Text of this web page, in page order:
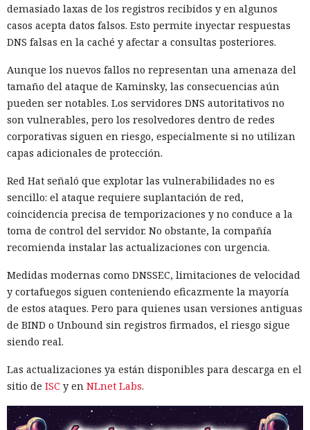
demasiado laxas de los registros recibidos y en algunos
casos acepta datos falsos. Esto permite inyectar respuestas
DNS falsas en la caché y afectar a consultas posteriores.
Aunque los nuevos fallos no representan una amenaza del
tamaño del ataque de Kaminsky, las consecuencias aún
pueden ser notables. Los servidores DNS autoritativos no
son vulnerables, pero los resolvedores dentro de redes
corporativas siguen en riesgo, especialmente si no utilizan
capas adicionales de protección.
Red Hat señaló que explotar las vulnerabilidades no es
sencillo: el ataque requiere suplantación de red,
coincidencia precisa de temporizaciones y no conduce a la
toma de control del servidor. No obstante, la compañía
recomienda instalar las actualizaciones con urgencia.
Medidas modernas como DNSSEC, limitaciones de velocidad
y cortafuegos siguen conteniendo eficazmente la mayoría
de estos ataques. Pero para quienes usan versiones antiguas
de BIND o Unbound sin registros firmados, el riesgo sigue
siendo real.
Las actualizaciones ya están disponibles para descarga en el
sitio de ISC y en NLnet Labs.